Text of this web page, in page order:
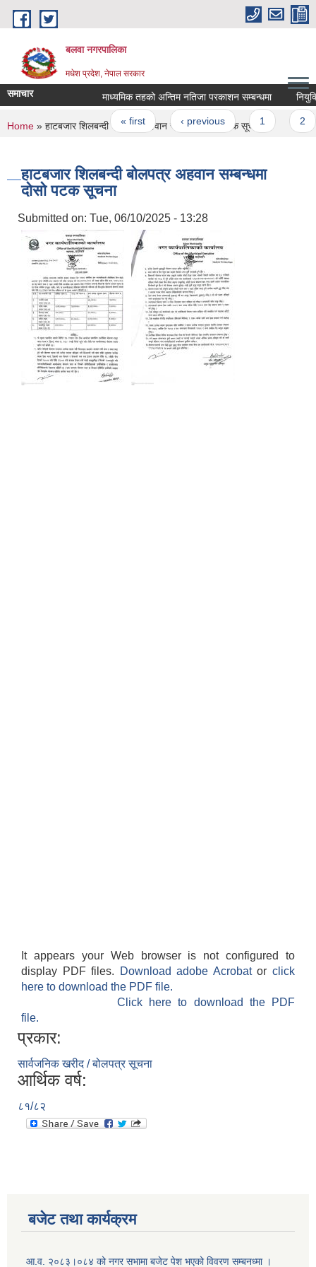
Skip to main content
बलवा नगरपालिका
मधेश प्रदेश, नेपाल सरकार
समाचार माध्यमिक तहको अन्तिम नतिजा परकाशन सम्बन्धमा
Pages
« first ‹ previous 1
You are here
Home » हाटबजार शिलबन्दी बोलपत्र अहवान सम्बन्धमा दोसो पटक सूचना
हाटबजार शिलबन्दी बोलपत्र अहवान सम्बन्धमा
दोसो पटक सूचना
Submitted on: Tue, 06/10/2025 - 13:28
It appears your Web browser is not configured to
display PDF files.
Download adobe Acrobatorclick
here to download the PDF file.
Click here to download the PDF
file.
प्रकार:
सार्वजनिक खरीद / बोलपत्र सूचना
आर्थिक वर्ष:
८१/८२
बजेट तथा कार्यक्रम
आ.व. २०८३।०८४ को नगर सभामा बजेट पेश भएको विवरण सम्बनध्मा ।